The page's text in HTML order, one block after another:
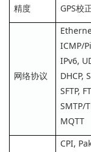
精度
GPS校
网络协议
ICMP/
IPv6,
DHCP,
SFTP,
SMTP/
MQTT
CPI,